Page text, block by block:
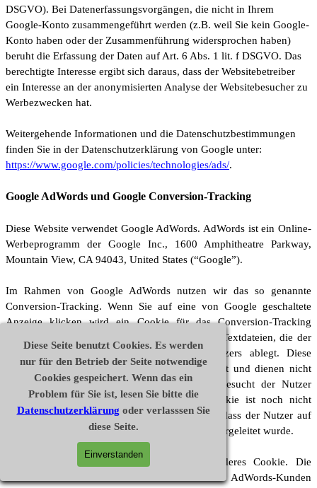
Diese Seite benutzt Cookies. Es werden
nur für den Betrieb der Seite notwendige
Cookies gespeichert. Wenn das ein
Problem für Sie ist, lesen Sie bitte die
Datenschutzerklärung oder verlasssen Sie
diese Seite.
Einverstanden
DSGVO). Bei Datenerfassungsvorgängen, die nicht in Ihrem
Google-Konto zusammengeführt werden (z.B. weil Sie kein Google-
Konto haben oder der Zusammenführung widersprochen haben)
beruht die Erfassung der Daten auf Art. 6 Abs. 1 lit. f DSGVO. Das
berechtigte Interesse ergibt sich daraus, dass der Websitebetreiber
ein Interesse an der anonymisierten Analyse der Websitebesucher zu
Werbezwecken hat.
Weitergehende Informationen und die Datenschutzbestimmungen
finden Sie in der Datenschutzerklärung von Google unter:
https://www.google.com/policies/technologies/ads/.
Google AdWords und Google Conversion-Tracking
Diese Website verwendet Google AdWords. AdWords ist ein Online-
Werbeprogramm der Google Inc., 1600 Amphitheatre Parkway,
Mountain View, CA 94043, United States (“Google”).
Im Rahmen von Google AdWords nutzen wir das so genannte
Conversion-Tracking. Wenn Sie auf eine von Google geschaltete
Anzeige klicken wird ein Cookie für das Conversion-Tracking
gesetzt. Bei Cookies handelt es sich um kleine Textdateien, die der
Internet-Browser auf dem Computer des Nutzers ablegt. Diese
Cookies verlieren nach 30 Tagen ihre Gültigkeit und dienen nicht
der persönlichen Identifizierung der Nutzer. Besucht der Nutzer
bestimmte Seiten dieser Website und das Cookie ist noch nicht
abgelaufen, können Google und wir erkennen, dass der Nutzer auf
die Anzeige geklickt hat und zu dieser Seite weitergeleitet wurde.
Jeder Google AdWords-Kunde erhält ein anderes Cookie. Die
Cookies können nicht über die Websites von AdWords-Kunden